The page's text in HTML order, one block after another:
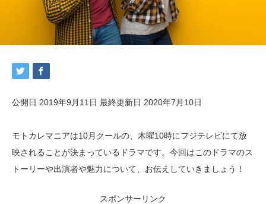
公開日 2019年9月11日 最終更新日 2020年7月10日
モトカレマニアは10月クールの、木曜10時にフジテレビにて放
映されることが決まっているドラマです。今回はこのドラマのス
トーリーや出演者や魅力について、お伝えしていきましょう！
スポンサーリンク